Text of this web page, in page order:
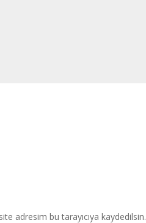
adresim bu tarayıcıya kaydedilsin.